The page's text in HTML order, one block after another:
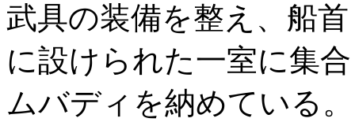
武具の装備を整え、船首
に設けられた一室に集
ムバディを納めている。